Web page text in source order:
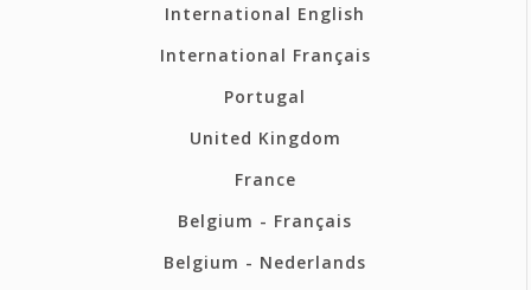
International English
International Français
Portugal
United Kingdom
France
Belgium - Français
Belgium - Nederlands